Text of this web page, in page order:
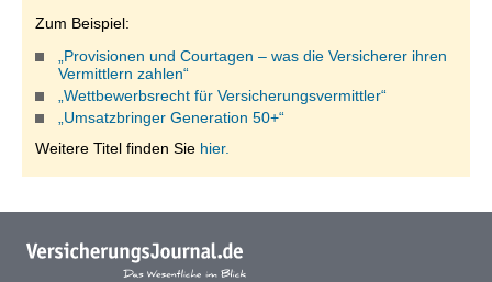
Zum Beispiel:
„Provisionen und Courtagen – was die Versicherer ihren
Vermittlern zahlen“
„Wettbewerbsrecht für Versicherungsvermittler“
„Umsatzbringer Generation 50+“
Weitere Titel finden Sie hier.